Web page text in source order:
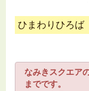
ひまわりひろば
なみきスクエア
までです。